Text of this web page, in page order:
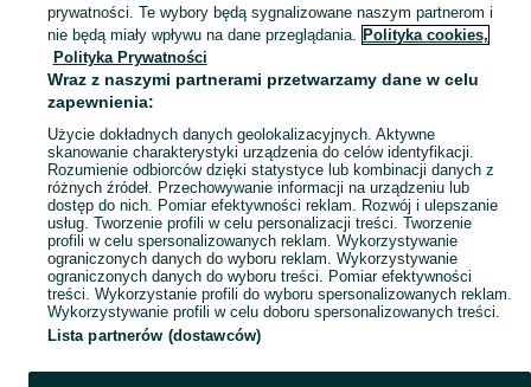
Mapa kategorii
Mapa miejscowości
Mapa ministron
Popularne wyszukiwania
prywatności. Te wybory będą sygnalizowane naszym partnerom i
nie będą miały wpływu na dane przeglądania. Polityka cookies,
Polityka Prywatności
Wraz z naszymi partnerami przetwarzamy dane w celu
zapewnienia:
Użycie dokładnych danych geolokalizacyjnych. Aktywne
skanowanie charakterystyki urządzenia do celów identyfikacji.
Rozumienie odbiorców dzięki statystyce lub kombinacji danych z
różnych źródeł. Przechowywanie informacji na urządzeniu lub
dostęp do nich. Pomiar efektywności reklam. Rozwój i ulepszanie
usług. Tworzenie profili w celu personalizacji treści. Tworzenie
profili w celu spersonalizowanych reklam. Wykorzystywanie
ograniczonych danych do wyboru reklam. Wykorzystywanie
ograniczonych danych do wyboru treści. Pomiar efektywności
treści. Wykorzystanie profili do wyboru spersonalizowanych reklam.
Wykorzystywanie profili w celu doboru spersonalizowanych treści.
Lista partnerów (dostawców)